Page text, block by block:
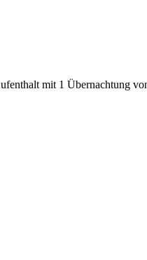
mit 1 Übernachtung